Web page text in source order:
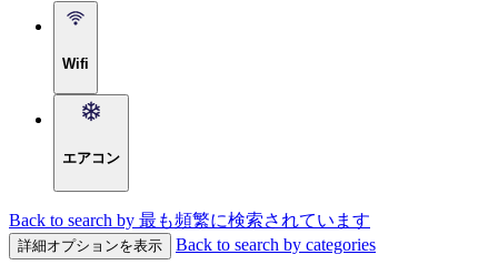
Wifi
エアコン
Back to search by 最も頻繁に検索されています
詳細オプションを表示 Back to search by categories